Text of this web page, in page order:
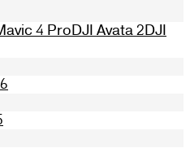
4 ProDJI Avata 2DJI